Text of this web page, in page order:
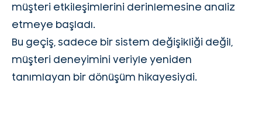
müşteri etkileşimlerini derinlemesine analiz
etmeye başladı.
Bu geçiş, sadece bir sistem değişikliği değil,
müşteri deneyimini veriyle yeniden
tanımlayan bir dönüşüm hikayesiydi.